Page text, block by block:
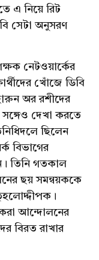
এ নিয়ে রিট
সেটা অনুসরণ
নেটওয়ার্কের
খোঁজে ডিবি
অর রশীদের
সঙ্গেও দেখা করতে
ছিলেন
বিভাগের
তিনি গতকাল
ছয় সমন্বয়ককে
আন্দোলনের
বিরত রাখার